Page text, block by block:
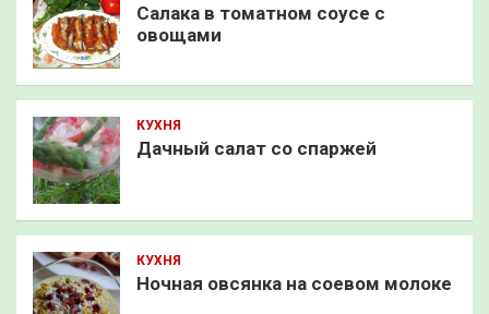
Салака в томатном соусе с
овощами
КУХНЯ
Дачный салат со спаржей
КУХНЯ
Ночная овсянка на соевом молоке